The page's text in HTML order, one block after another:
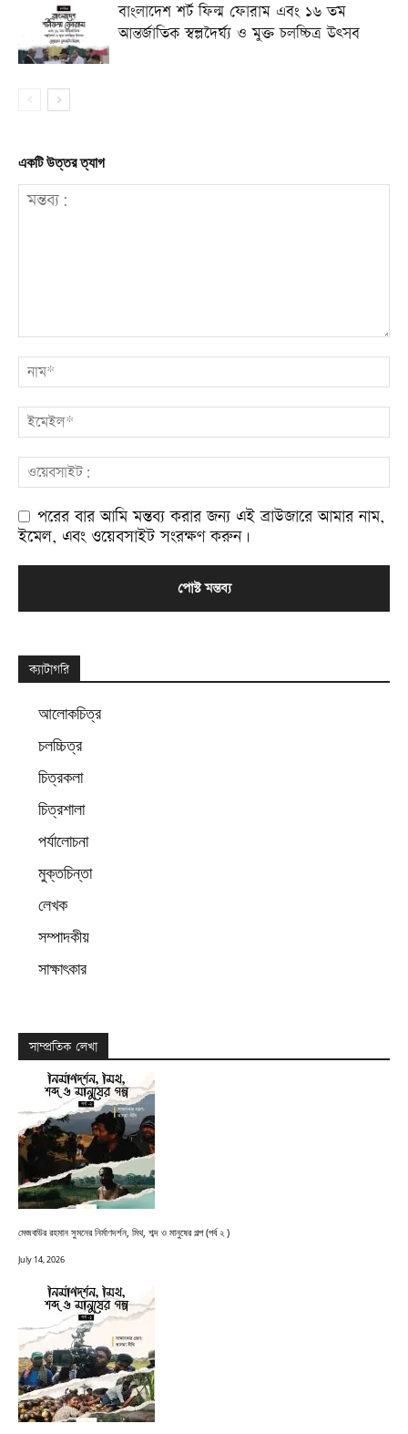
বাংলাদেশ শর্ট ফিল্ম ফোরাম এবং ১৬ তম
আন্তর্জাতিক স্বল্পদৈর্ঘ্য ও মুক্ত চলচ্চিত্র উৎসব
একটি উত্তর ত্যাগ
পরের বার আমি মন্তব্য করার জন্য এই ব্রাউজারে আমার নাম,
ইমেল, এবং ওয়েবসাইট সংরক্ষণ করুন।
ক্যাটাগরি
আলোকচিত্র
চলচ্চিত্র
চিত্রকলা
চিত্রশালা
পর্যালোচনা
মুক্তচিন্তা
লেখক
সম্পাদকীয়
সাক্ষাৎকার
সাম্প্রতিক লেখা
মেজবাউর রহমান সুমনের নির্মাণদর্শন, মিথ, শব্দ ও মানুষের গল্প (পর্ব ২ )
July 14, 2026